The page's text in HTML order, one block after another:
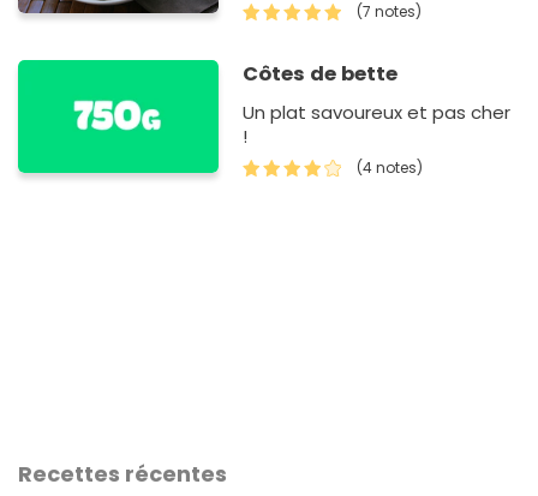
(7 notes)
Côtes de bette
Un plat savoureux et pas cher
!
(4 notes)
Recettes récentes